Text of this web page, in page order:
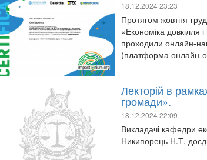
18.12.2024 23:23
Протягом жовтня-
«Економіка
проходили онлайн-
(платформа онлайн-
Лекторій в
громади».
18.12.2024 22:09
Викладачі кафедри
Никипорець Н.Т.